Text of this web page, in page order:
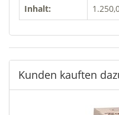
Inhalt:
Kunden kauften